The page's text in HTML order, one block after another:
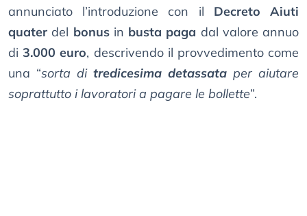
annunciato l’introduzione con il Decreto Aiuti
quater del bonusin busta paga dal valore annuo
di3.000 euro, descrivendo il provvedimento come
una “sorta di tredicesima detassata per aiutare
soprattutto i lavoratori a pagare le bollette”.